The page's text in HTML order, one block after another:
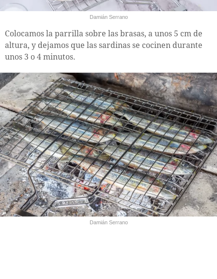
Damián Serrano
Colocamos la parrilla sobre las brasas, a unos 5 cm de
altura, y dejamos que las sardinas se cocinen durante
unos 3 o 4 minutos.
Damián Serrano